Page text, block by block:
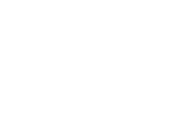
aan winkelwagen